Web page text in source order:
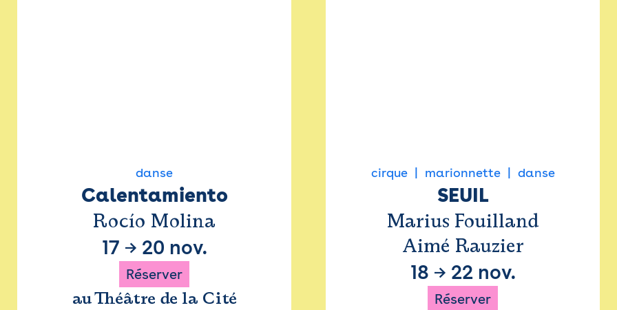
danse
Calentamiento
Rocío Molina
17 → 20 nov.
Réserver
au Théâtre de la Cité
cirque marionnette danse
SEUIL
Marius Fouilland
Aimé Rauzier
18 → 22 nov.
Réserver